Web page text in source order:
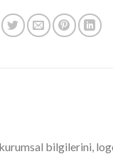
bilgilerini,